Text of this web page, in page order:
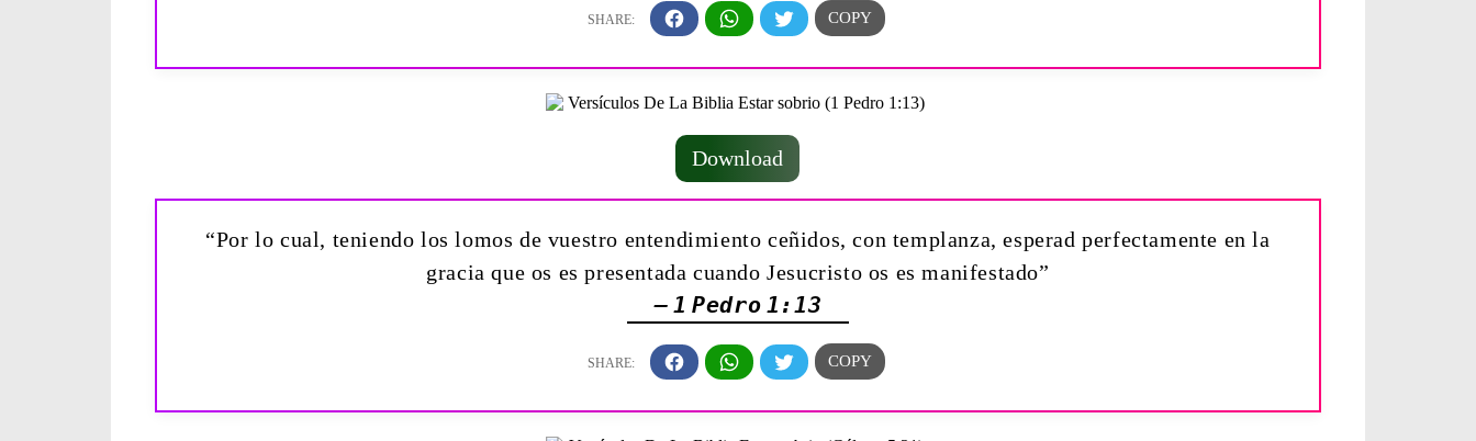
Download
“Por lo cual, teniendo los lomos de vuestro entendimiento ceñidos, con templanza, esperad perfectamente en la
gracia que os es presentada cuando Jesucristo os es manifestado”
— 1 Pedro 1:13